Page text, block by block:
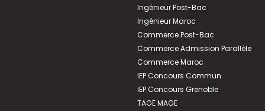
Ingénieur Post-Bac
Ingénieur Maroc
Commerce Post-Bac
Commerce Admission Parallèle
Commerce Maroc
IEP Concours Commun
IEP Concours Grenoble
TAGE MAGE